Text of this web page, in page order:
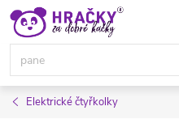
Přejít
obsah
Elektrické čtyřkolky